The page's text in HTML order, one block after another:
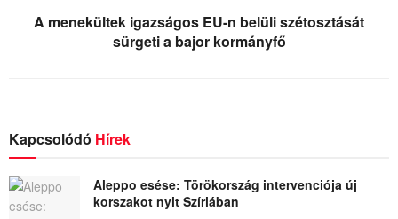
A menekültek igazságos EU-n belüli szétosztását
sürgeti a bajor kormányfő
Kapcsolódó Hírek
Aleppo esése: Törökország intervenciója új
korszakot nyit Szíriában